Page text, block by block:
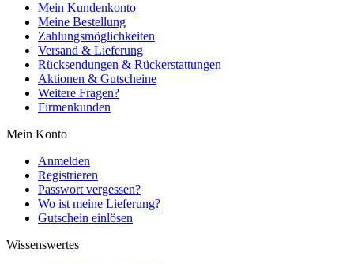
Mein Kundenkonto
Meine Bestellung
Zahlungsmöglichkeiten
Versand & Lieferung
Rücksendungen & Rückerstattungen
Aktionen & Gutscheine
Weitere Fragen?
Firmenkunden
Mein Konto
Anmelden
Registrieren
Passwort vergessen?
Wo ist meine Lieferung?
Gutschein einlösen
Wissenswertes